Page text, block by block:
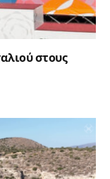
στους